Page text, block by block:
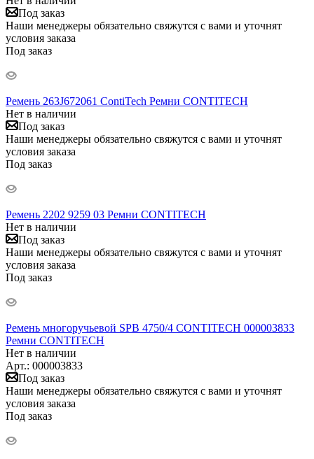
Под заказ
Наши менеджеры обязательно свяжутся с вами и уточнят
условия заказа
Под заказ
Ремень 263J672061 ContiTech Ремни CONTITECH
Нет в наличии
Под заказ
Наши менеджеры обязательно свяжутся с вами и уточнят
условия заказа
Под заказ
Ремень 2202 9259 03 Ремни CONTITECH
Нет в наличии
Под заказ
Наши менеджеры обязательно свяжутся с вами и уточнят
условия заказа
Под заказ
Ремень многоручьевой SPB 4750/4 CONTITECH 000003833
Ремни CONTITECH
Нет в наличии
Арт.: 000003833
Под заказ
Наши менеджеры обязательно свяжутся с вами и уточнят
условия заказа
Под заказ